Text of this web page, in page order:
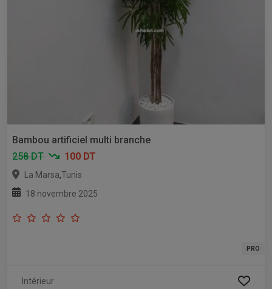
Bambou artificiel multi branche
258 DT
100 DT
La Marsa,Tunis
18 novembre 2025
PRO
Intérieur